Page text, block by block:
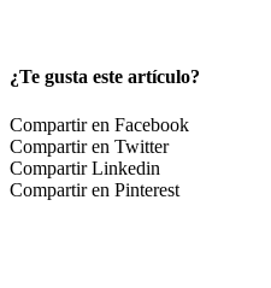
¿Te gusta este artículo?
Compartir en Facebook
Compartir en Twitter
Compartir Linkedin
Compartir en Pinterest